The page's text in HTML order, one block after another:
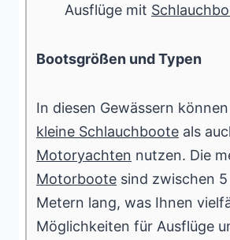
Ausflüge mit
Bootsgrößen und Typen
In diesen Gewässern
kleine Schlauchboote als
Motoryachten nutzen. Die
Motorboote sind zwischen 5
Metern lang, was Ihnen
Möglichkeiten für Ausflüge